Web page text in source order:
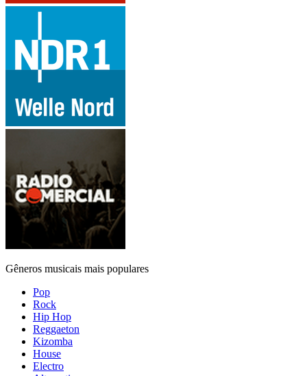
Gêneros musicais mais populares
Pop
Rock
Hip Hop
Reggaeton
Kizomba
House
Electro